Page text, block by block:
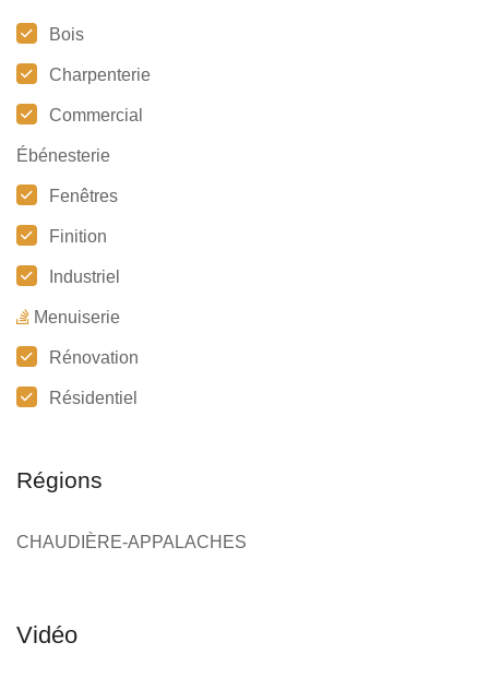
Bois
Charpenterie
Commercial
Ébénesterie
Fenêtres
Finition
Industriel
Menuiserie
Rénovation
Résidentiel
Régions
CHAUDIÈRE-APPALACHES